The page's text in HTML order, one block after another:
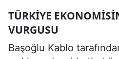
TÜRKIYE
VURGUSU
Başoğlu Kablo